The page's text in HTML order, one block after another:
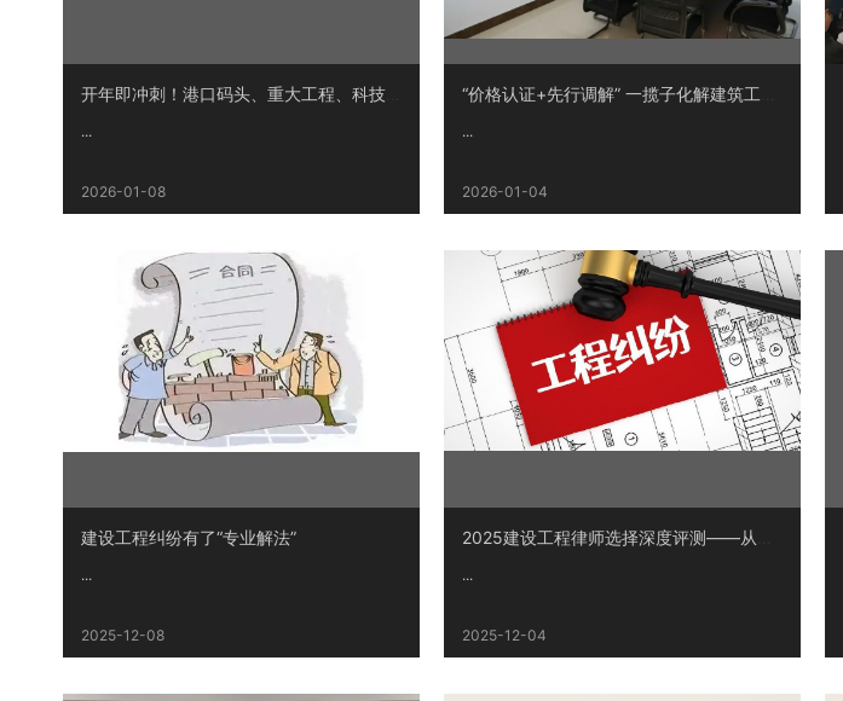
...
2026-01-08
...
2026-01-04
建设工程纠纷有了“专业解法”
...
2025-12-08
...
2025-12-04